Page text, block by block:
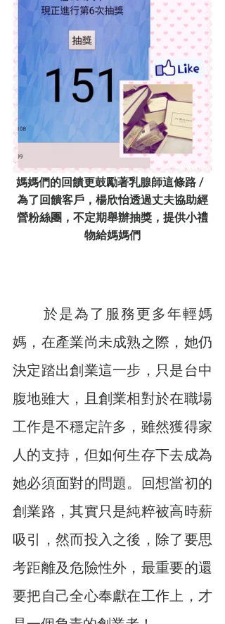
媽媽們的回饋更鼓勵著乳腺師這條路 /
為了回饋客戶，楊欣怡透過丈夫協助經
營粉絲團，不定期舉辦抽獎，提供小禮
物給媽媽們
於是為了服務更多年輕媽
媽，在產業尚未成熟之際，她仍
決定踏出創業這一步，只是台中
腹地雖大，且創業相對於在職場
工作是不穩定許多，雖然獲得家
人的支持，但如何生存下去成為
她必須面對的問題。回想當初的
創業路，其實只是純粹被高時薪
吸引，然而投入之後，除了要思
考距離及危險性外，最重要的還
要把自己全心奉獻在工作上，才